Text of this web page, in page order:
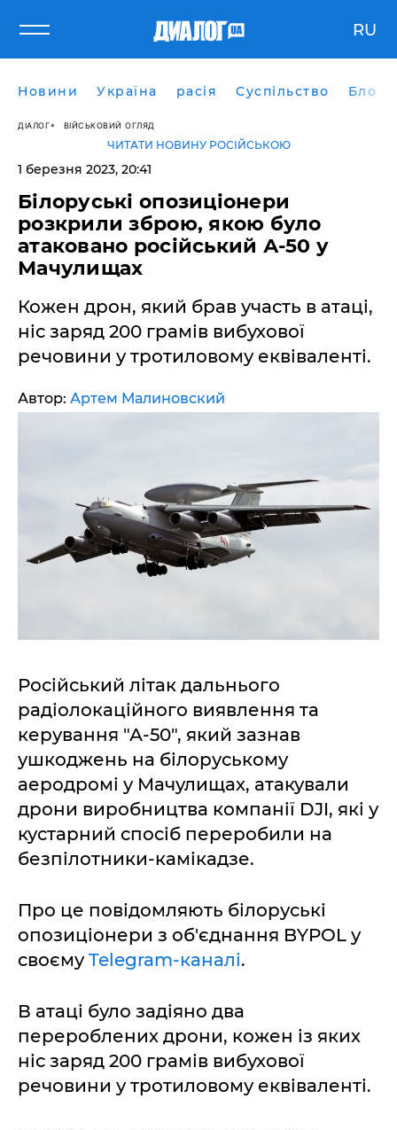
RU
Новини Україна расія Суспільство Блоги
ДІАЛОГ ВІЙСЬКОВИЙ ОГЛЯД
ЧИТАТИ НОВИНУ РОСІЙСЬКОЮ
1 березня 2023, 20:41
Білоруські опозиціонери
розкрили зброю, якою було
атаковано російський А-50 у
Мачулищах
Кожен дрон, який брав участь в атаці,
ніс заряд 200 грамів вибухової
речовини у тротиловому еквіваленті.
Автор: Артем Малиновский
Російський літак дальнього
радіолокаційного виявлення та
керування "А-50", який зазнав
ушкоджень на білоруському
аеродромі у Мачулищах, атакували
дрони виробництва компанії DJI, які у
кустарний спосіб переробили на
безпілотники-камікадзе.
Про це повідомляють білоруські
опозиціонери з об'єднання BYPOL у
своємуTelegram-каналі.
В атаці було задіяно два
перероблених дрони, кожен із яких
ніс заряд 200 грамів вибухової
речовини у тротиловому еквіваленті.